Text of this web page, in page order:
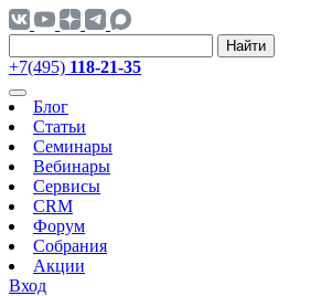
Найти
+7(495) 118-21-35
Блог
Статьи
Семинары
Вебинары
Сервисы
CRM
Форум
Собрания
Акции
Вход